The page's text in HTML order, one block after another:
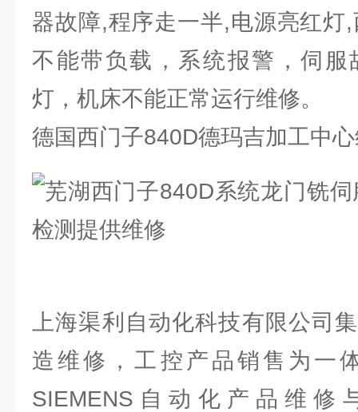
器故障,程序走一半,电源亮红灯
不能带负载，系统报警，伺服
灯，机床不能正常运行维修。
德国西门子840D德玛吉加工中
上海渠利自动化科技有限公司
造维修，工控产品销售为一
SIEMENS自动化产品维修